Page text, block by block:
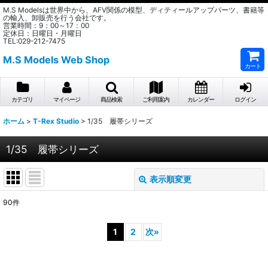
M.S Modelsは世界中から、AFV関係の模型、ディティールアップパーツ、書籍等
の輸入、卸販売を行う会社です。
営業時間：9：00～17：00
定休日：日曜日・月曜日
TEL:029-212-7475
M.S Models Web Shop
カート
カテゴリ マイページ 商品検索 ご利用案内 カレンダー ログイン
ホーム > T-Rex Studio > 1/35 履帯シリーズ
1/35 履帯シリーズ
表示順変更
90件
1 2 次»